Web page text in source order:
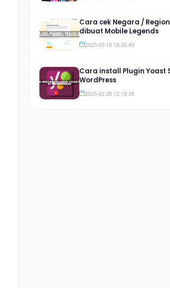
Cara cek Negara /
dibuat Mobile Legends
2025-03-18 18:26:49
Cara install Plugin Yoast
WordPress
2025-02-28 12:18:38